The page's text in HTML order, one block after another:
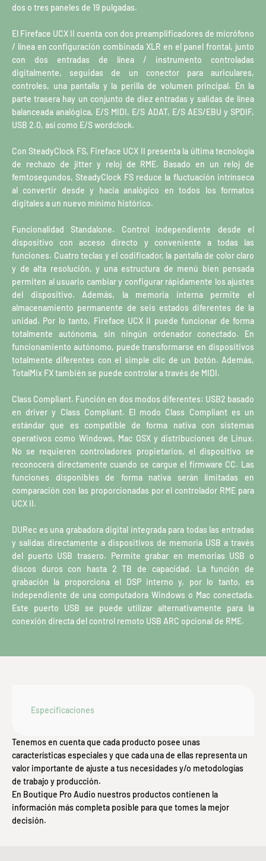
dos o tres paneles de 19 pulgadas.
El Fireface UCX II cuenta con dos preamplificadores de micrófono
/ línea en configuración combinada XLR en el panel frontal, junto
con dos entradas de línea / instrumento controladas
digitalmente, seguidas de un conector para auriculares,
controles, una pantalla y la perilla de volumen principal. En la
parte trasera hay un conjunto de diez entradas y salidas de línea
balanceada analógica, E/S MIDI, E/S ADAT, E/S AES/EBU y SPDIF,
USB 2.0, así como E/S wordclock.
Con SteadyClock FS, Fireface UCX II presenta la última tecnología
de rechazo de jitter y reloj de RME. Basado en un reloj de
femtosegundos, SteadyClock FS reduce la fluctuación intrínseca
al convertir desde y hacia analógico en todos los formatos
digitales a un nuevo mínimo histórico.
Funcionalidad Standalone. Control independiente desde el
dispositivo con acceso directo y conveniente a todas las
funciones. Cuatro teclas y el codificador, la pantalla de color claro
y de alta resolución, y una estructura de menú bien pensada
permiten al usuario cambiar y configurar rápidamente los ajustes
del dispositivo. Además, la memoria interna permite el
almacenamiento permanente de seis estados diferentes de la
unidad. Por lo tanto, Fireface UCX II puede funcionar de forma
totalmente autónoma, sin ningún ordenador conectado. En
funcionamiento autónomo, puede transformarse en dispositivos
totalmente diferentes con el simple clic de un botón. Además,
TotalMix FX también se puede controlar a través de MIDI.
Class Compliant. Función en dos modos diferentes: USB2 basado
en driver y Class Compliant. El modo Class Compliant es un
estándar que es compatible de forma nativa con sistemas
operativos como Windows, Mac OSX y distribuciones de Linux.
No se requieren controladores propietarios, el dispositivo se
reconocerá directamente cuando se cargue el firmware CC. Las
funciones disponibles de forma nativa serán limitadas en
comparación con las proporcionadas por el controlador RME para
UCX II.
DURec es una grabadora digital integrada para todas las entradas
y salidas directamente a dispositivos de memoria USB a través
del puerto USB trasero. Permite grabar en memorias USB o
discos duros con hasta 2 TB de capacidad. La función de
grabación la proporciona el DSP interno y, por lo tanto, es
independiente de una computadora Windows o Mac conectada.
Este puerto USB se puede utilizar alternativamente para la
conexión directa del control remoto USB ARC opcional de RME.
Especificaciones
Tenemos en cuenta que cada producto posee unas
características especiales y que cada una de ellas representa un
valor importante de ajuste a tus necesidades y/o metodologías
de trabajo y producción.
En Boutique Pro Audio nuestros productos contienen la
información más completa posible para que tomes la mejor
decisión.